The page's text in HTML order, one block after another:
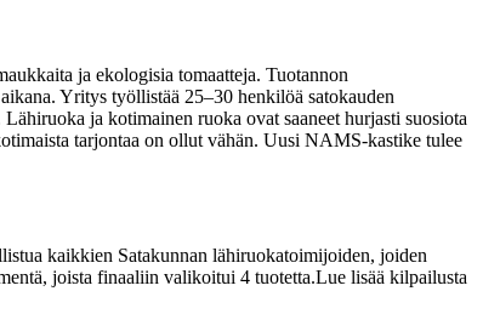
ja ekologisia tomaatteja. Tuotannon
Yritys työllistää 25–30 henkilöä satokauden
ja kotimainen ruoka ovat saaneet hurjasti suosiota
tarjontaa on ollut vähän. Uusi NAMS-kastike tulee
kaikkien Satakunnan lähiruokatoimijoiden, joiden
joista finaaliin valikoitui 4 tuotetta.Lue lisää kilpailusta